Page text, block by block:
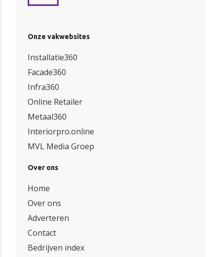
Onze vakwebsites
Installatie360
Facade360
Infra360
Online Retailer
Metaal360
Interiorpro.online
MVL Media Groep
Over ons
Home
Over ons
Adverteren
Contact
Bedrijven index